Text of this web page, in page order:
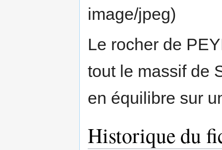
image/jpeg)
Le rocher de
tout le massif de
en équilibre sur
Historique du